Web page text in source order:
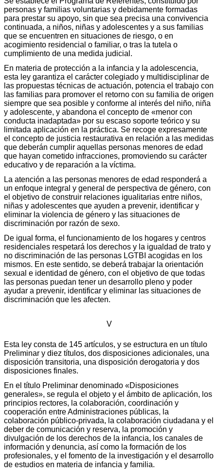
personas y familias voluntarias y debidamente formadas
para prestar su apoyo, sin que sea precisa una convivencia
continuada, a niños, niñas y adolescentes y a sus familias
que se encuentren en situaciones de riesgo, o en
acogimiento residencial o familiar, o tras la tutela o
cumplimiento de una medida judicial.
En materia de protección a la infancia y la adolescencia,
esta ley garantiza el carácter colegiado y multidisciplinar de
las propuestas técnicas de actuación, potencia el trabajo con
las familias para promover el retorno con su familia de origen
siempre que sea posible y conforme al interés del niño, niña
y adolescente, y abandona el concepto de «menor con
conducta inadaptada» por su escaso soporte teórico y su
limitada aplicación en la práctica. Se recoge expresamente
el concepto de justicia restaurativa en relación a las medidas
que deberán cumplir aquellas personas menores de edad
que hayan cometido infracciones, promoviendo su carácter
educativo y de reparación a la víctima.
La atención a las personas menores de edad responderá a
un enfoque integral y general de perspectiva de género, con
el objetivo de construir relaciones igualitarias entre niños,
niñas y adolescentes que ayuden a prevenir, identificar y
eliminar la violencia de género y las situaciones de
discriminación por razón de sexo.
De igual forma, el funcionamiento de los hogares y centros
residenciales respetará los derechos y la igualdad de trato y
no discriminación de las personas LGTBI acogidas en los
mismos. En este sentido, se deberá trabajar la orientación
sexual e identidad de género, con el objetivo de que todas
las personas puedan tener un desarrollo pleno y poder
ayudar a prevenir, identificar y eliminar las situaciones de
discriminación que les afecten.
V
Esta ley consta de 145 artículos, y se estructura en un título
Preliminar y diez títulos, dos disposiciones adicionales, una
disposición transitoria, una disposición derogatoria y dos
disposiciones finales.
En el título Preliminar denominado «Disposiciones
generales», se regula el objeto y el ámbito de aplicación, los
principios rectores, la colaboración, coordinación y
cooperación entre Administraciones públicas, la
colaboración público-privada, la colaboración ciudadana y el
deber de comunicación y reserva, la promoción y
divulgación de los derechos de la infancia, los canales de
información y denuncia, así como la formación de los
profesionales, y el fomento de la investigación y el desarrollo
de estudios en materia de infancia y familia.